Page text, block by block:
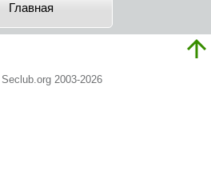
Главная
2003-2026